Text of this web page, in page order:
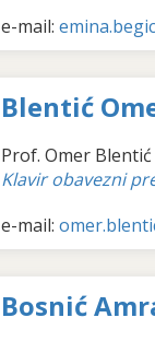
e-mail:
Blentić
Prof. Omer Blentić
Klavir obavezni
e-mail:
Bosnić